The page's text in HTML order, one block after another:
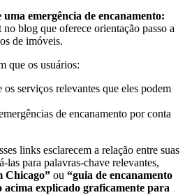
emergência de encanamento:
blog que oferece orientação passo a
de imóveis.
que os usuários:
serviços relevantes que eles podem
de encanamento por conta
links esclarecem a relação entre suas
las para palavras-chave relevantes,
Chicago” ou “guia de encanamento
acima explicado graficamente para